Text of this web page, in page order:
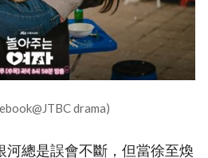
drama)
河總是誤會不斷，但當徐至煥